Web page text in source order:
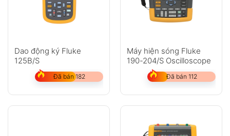
Dao động ký Fluke
125B/S
Đã bán 182
Máy hiện sóng Fluke
190-204/S Oscilloscope
Đã bán 112